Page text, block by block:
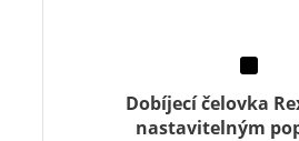
Dobíjecí čelovka
nastavitelným